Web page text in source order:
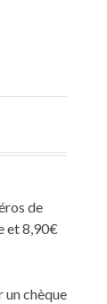
de
et 8,90€
un chèque